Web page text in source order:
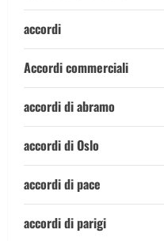
accordi
Accordi commerciali
accordi di abramo
accordi di Oslo
accordi di pace
accordi di parigi